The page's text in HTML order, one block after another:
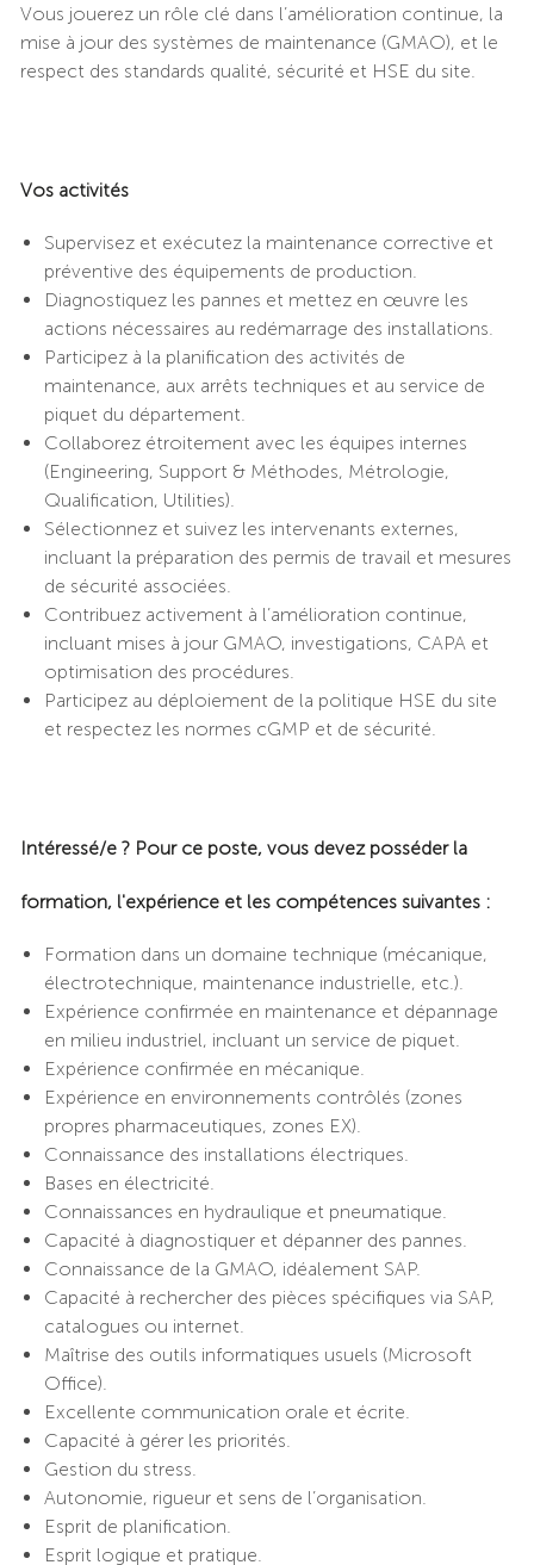
Vous jouerez un rôle clé dans l’amélioration continue, la
mise à jour des systèmes de maintenance (GMAO), et le
respect des standards qualité, sécurité et HSE du site.
Vos activités
Supervisez et exécutez la maintenance corrective et
préventive des équipements de production.
Diagnostiquez les pannes et mettez en œuvre les
actions nécessaires au redémarrage des installations.
Participez à la planification des activités de
maintenance, aux arrêts techniques et au service de
piquet du département.
Collaborez étroitement avec les équipes internes
(Engineering, Support & Méthodes, Métrologie,
Qualification, Utilities).
Sélectionnez et suivez les intervenants externes,
incluant la préparation des permis de travail et mesures
de sécurité associées.
Contribuez activement à l’amélioration continue,
incluant mises à jour GMAO, investigations, CAPA et
optimisation des procédures.
Participez au déploiement de la politique HSE du site
et respectez les normes cGMP et de sécurité.
Intéressé/e ? Pour ce poste, vous devez posséder la
formation, l'expérience et les compétences suivantes :
Formation dans un domaine technique (mécanique,
électrotechnique, maintenance industrielle, etc.).
Expérience confirmée en maintenance et dépannage
en milieu industriel, incluant un service de piquet.
Expérience confirmée en mécanique.
Expérience en environnements contrôlés (zones
propres pharmaceutiques, zones EX).
Connaissance des installations électriques.
Bases en électricité.
Connaissances en hydraulique et pneumatique.
Capacité à diagnostiquer et dépanner des pannes.
Connaissance de la GMAO, idéalement SAP.
Capacité à rechercher des pièces spécifiques via SAP,
catalogues ou internet.
Maîtrise des outils informatiques usuels (Microsoft
Office).
Excellente communication orale et écrite.
Capacité à gérer les priorités.
Gestion du stress.
Autonomie, rigueur et sens de l’organisation.
Esprit de planification.
Esprit logique et pratique.